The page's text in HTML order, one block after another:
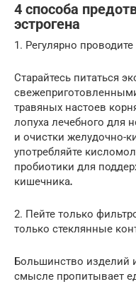
4 способа
эстрогена
1. Регулярно
Старайтесь питаться
травяных настоев
лопуха лечебного для
и очистки желудочно-
употребляйте
пробиотики для
кишечника.
2. Пейте только
только стеклянные
Большинство изделий
смысле пропитывает